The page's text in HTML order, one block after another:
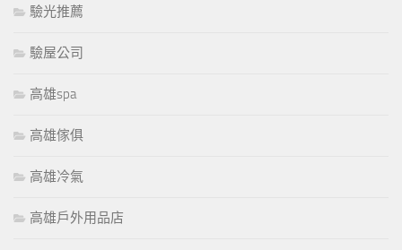
驗光推薦
驗屋公司
高雄spa
高雄傢俱
高雄冷氣
高雄戶外用品店